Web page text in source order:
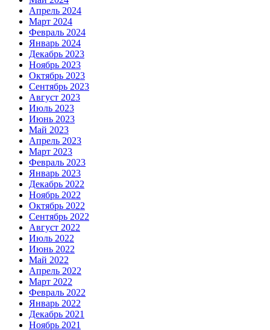
Апрель 2024
Март 2024
Февраль 2024
Январь 2024
Декабрь 2023
Ноябрь 2023
Октябрь 2023
Сентябрь 2023
Август 2023
Июль 2023
Июнь 2023
Май 2023
Апрель 2023
Март 2023
Февраль 2023
Январь 2023
Декабрь 2022
Ноябрь 2022
Октябрь 2022
Сентябрь 2022
Август 2022
Июль 2022
Июнь 2022
Май 2022
Апрель 2022
Март 2022
Февраль 2022
Январь 2022
Декабрь 2021
Ноябрь 2021